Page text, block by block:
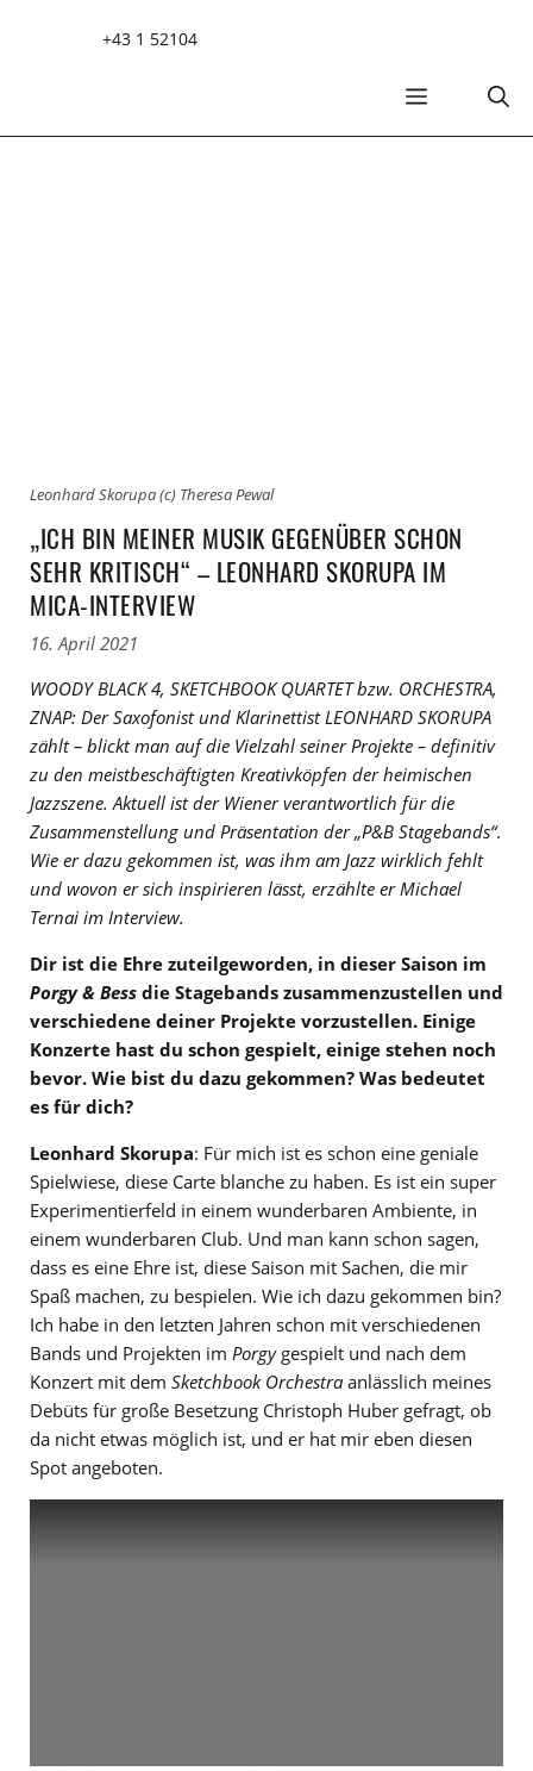
+43 1 52104
MENÜ
Leonhard Skorupa (c) Theresa Pewal
„ICH BIN MEINER MUSIK GEGENÜBER SCHON
SEHR KRITISCH“ – LEONHARD SKORUPA IM
MICA-INTERVIEW
16. April 2021
WOODY BLACK 4, SKETCHBOOK QUARTET bzw. ORCHESTRA,
ZNAP: Der Saxofonist und Klarinettist LEONHARD SKORUPA
zählt – blickt man auf die Vielzahl seiner Projekte – definitiv
zu den meistbeschäftigten Kreativköpfen der heimischen
Jazzszene. Aktuell ist der Wiener verantwortlich für die
Zusammenstellung und Präsentation der „P&B Stagebands“.
Wie er dazu gekommen ist, was ihm am Jazz wirklich fehlt
und wovon er sich inspirieren lässt, erzählte er Michael
Ternai im Interview.
Dir ist die Ehre zuteilgeworden, in dieser Saison im
Porgy & Bess die Stagebands zusammenzustellen und
verschiedene deiner Projekte vorzustellen. Einige
Konzerte hast du schon gespielt, einige stehen noch
bevor. Wie bist du dazu gekommen? Was bedeutet
es für dich?
Leonhard Skorupa: Für mich ist es schon eine geniale
Spielwiese, diese Carte blanche zu haben. Es ist ein super
Experimentierfeld in einem wunderbaren Ambiente, in
einem wunderbaren Club. Und man kann schon sagen,
dass es eine Ehre ist, diese Saison mit Sachen, die mir
Spaß machen, zu bespielen. Wie ich dazu gekommen bin?
Ich habe in den letzten Jahren schon mit verschiedenen
Bands und Projekten im Porgygespielt und nach dem
Konzert mit dem Sketchbook Orchestra anlässlich meines
Debüts für große Besetzung Christoph Huber gefragt, ob
da nicht etwas möglich ist, und er hat mir eben diesen
Spot angeboten.